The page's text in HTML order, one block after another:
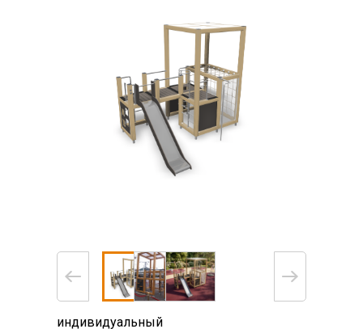
индивидуальный